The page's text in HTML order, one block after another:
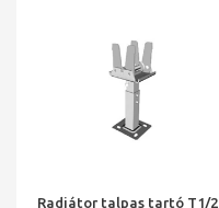
Radiátor talpas tartó T1/2 ,